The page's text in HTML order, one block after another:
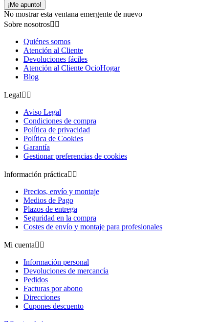
¡Me apunto!
No mostrar esta ventana emergente de nuevo
Sobre nosotros 
Quiénes somos
Atención al Cliente
Devoluciones fáciles
Atención al Cliente OcioHogar
Blog
Legal 
Aviso Legal
Condiciones de compra
Política de privacidad
Política de Cookies
Garantía
Gestionar preferencias de cookies
Información práctica 
Precios, envío y montaje
Medios de Pago
Plazos de entrega
Seguridad en la compra
Costes de envío y montaje para profesionales
Mi cuenta 
Información personal
Devoluciones de mercancía
Pedidos
Facturas por abono
Direcciones
Cupones descuento